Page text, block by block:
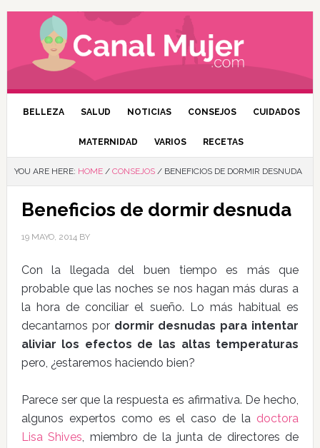
BELLEZA SALUD NOTICIAS CONSEJOS CUIDADOS
MATERNIDAD VARIOS RECETAS
YOU ARE HERE: HOME / CONSEJOS /BENEFICIOS DE DORMIR DESNUDA
Beneficios de dormir desnuda
19 MAYO, 2014BY
Con la llegada del buen tiempo es más que
probable que las noches se nos hagan más duras a
la hora de conciliar el sueño. Lo más habitual es
decantarnos por dormir desnudas para intentar
aliviar los efectos de las altas temperaturas
pero, ¿estaremos haciendo bien?
Parece ser que la respuesta es afirmativa. De hecho,
algunos expertos como es el caso de la doctora
Lisa Shives, miembro de la junta de directores de